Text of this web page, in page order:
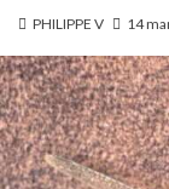
PHILIPPE V 14